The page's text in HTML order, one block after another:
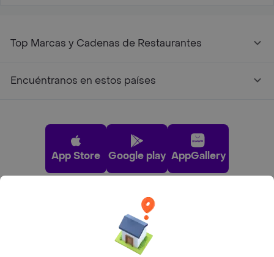
Top Marcas y Cadenas de Restaurantes
Encuéntranos en estos países
App Store Google play AppGallery
Pide tu comida favorita cerca de ti